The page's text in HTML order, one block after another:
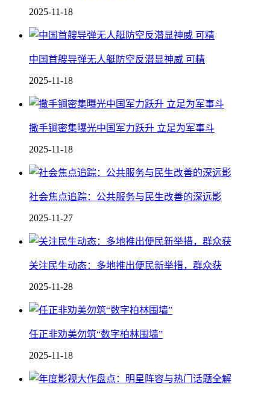
2025-11-18
中国 首艘导弹无人艇防空反潜显神威 可精
2025-11-18
撒手锏密集曝光中国军力跃升 立足为军事斗
2025-11-18
社会焦点追踪：公共服务与民生改善的深远影
2025-11-27
关注民生动态：多地推出便民新举措，群众获
2025-11-28
任正非劝美勿筑“数字柏林围墙”
2025-11-18